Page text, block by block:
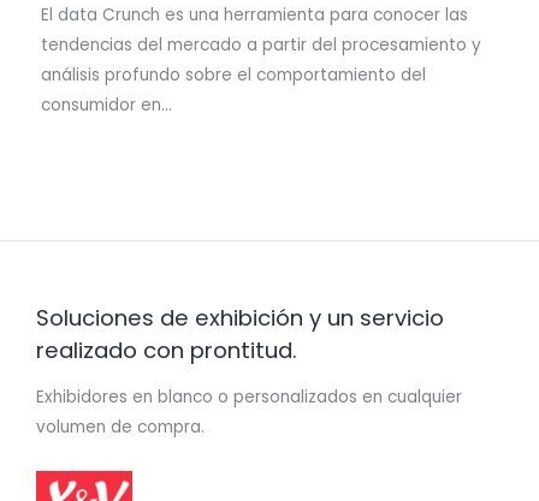
El data Crunch es una herramienta para conocer las
tendencias del mercado a partir del procesamiento y
análisis profundo sobre el comportamiento del
consumidor en…
Soluciones de exhibición y un servicio
realizado con prontitud.
Exhibidores en blanco o personalizados en cualquier
volumen de compra.